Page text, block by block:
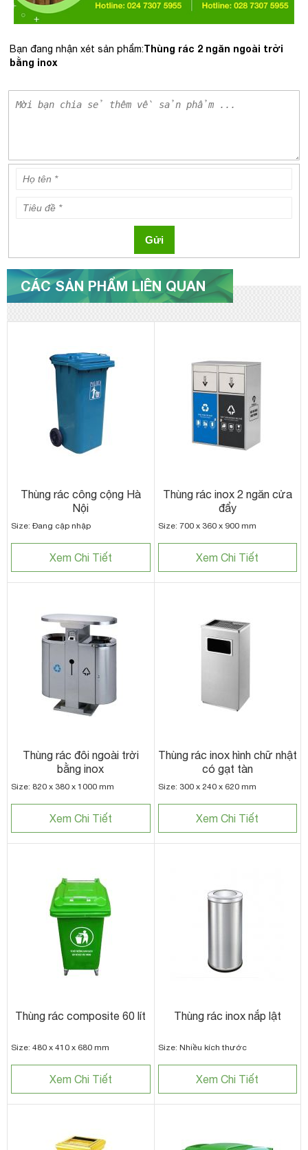
Bạn đang nhận xét sản phẩm:Thùng rác 2 ngăn ngoài trời
bằng inox
Gửi
CÁC SẢN PHẨM LIÊN QUAN
Thùng rác công cộng Hà
Nội
Size: Đang cập nhập
Xem Chi Tiết
Thùng rác inox 2 ngăn cửa
đẩy
Size: 700 x 360 x 900 mm
Xem Chi Tiết
Thùng rác đôi ngoài trời
bằng inox
Size: 820 x 380 x 1000 mm
Xem Chi Tiết
Thùng rác inox hình chữ nhật
có gạt tàn
Size: 300 x 240 x 620 mm
Xem Chi Tiết
Thùng rác composite 60 lít
Size: 480 x 410 x 680 mm
Xem Chi Tiết
Thùng rác inox nắp lật
Size: Nhiều kích thước
Xem Chi Tiết